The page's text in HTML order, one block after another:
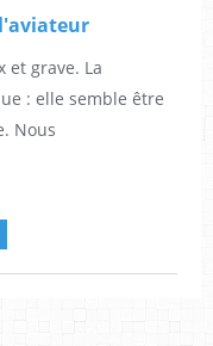
et grave. La
: elle semble être
Nous